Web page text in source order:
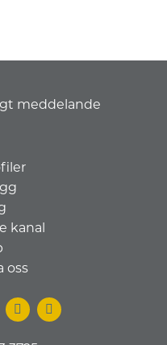
meddelande
kanal
oss